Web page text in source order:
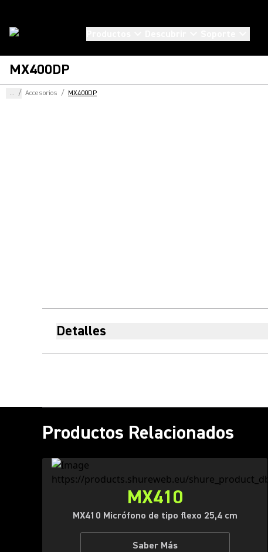
MX400DP
... / Accesorios / MX400DP
Detalles
Productos Relacionados
MX410
MX410 Micrófono de tipo flexo 25,4 cm
Saber Más